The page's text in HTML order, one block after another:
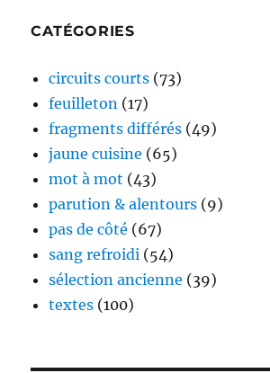
CATÉGORIES
circuits courts (73)
feuilleton (17)
fragments différés (49)
jaune cuisine (65)
mot à mot (43)
parution & alentours (9)
pas de côté (67)
sang refroidi (54)
sélection ancienne (39)
textes (100)